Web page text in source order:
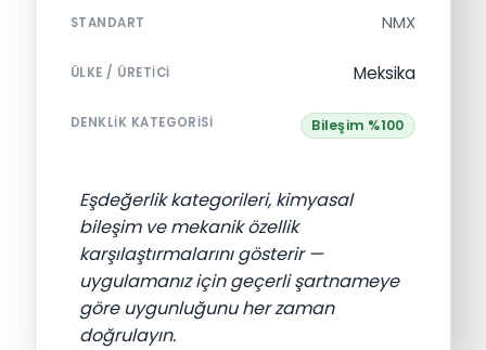
STANDART NMX
ÜLKE / ÜRETICI Meksika
DENKLIK KATEGORISI Bileşim %100
Eşdeğerlik kategorileri, kimyasal
bileşim ve mekanik özellik
karşılaştırmalarını gösterir —
uygulamanız için geçerli şartnameye
göre uygunluğunu her zaman
doğrulayın.